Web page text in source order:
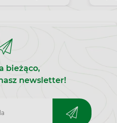
również w
i
tej witaminy bierze
i płodności.
bieżąco,
newsletter!